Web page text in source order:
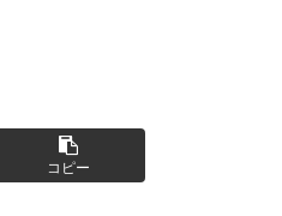
コピー